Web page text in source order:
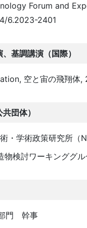
Forum and
6.2023-2401
基調講演（国際）
空と宙の飛翔体
団体）
・学術政策研究所（
物検討ワーキンググル
門 幹事